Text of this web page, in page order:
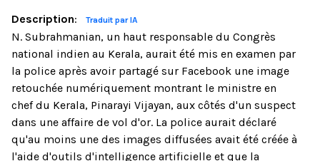
Description: Traduit par IA
N. Subrahmanian, un haut responsable du Congrès
national indien au Kerala, aurait été mis en examen par
la police après avoir partagé sur Facebook une image
retouchée numériquement montrant le ministre en
chef du Kerala, Pinarayi Vijayan, aux côtés d'un suspect
dans une affaire de vol d'or. La police aurait déclaré
qu'au moins une des images diffusées avait été créée à
l'aide d'outils d'intelligence artificielle et que la